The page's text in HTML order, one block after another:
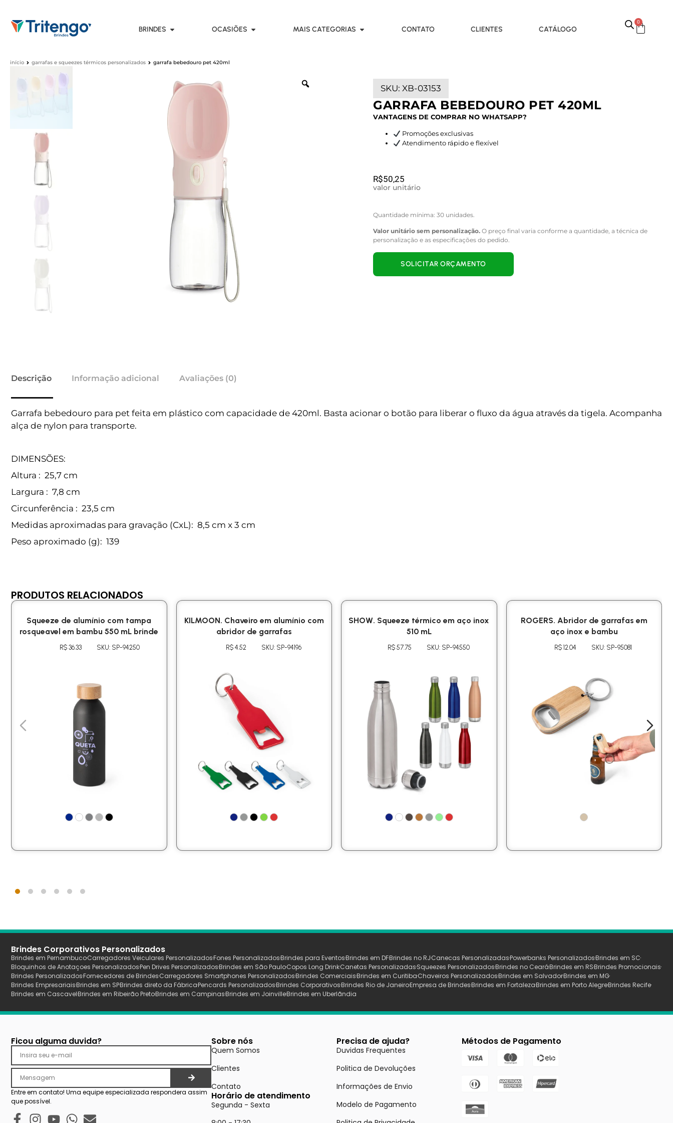
BRINDES OCASIÕES MAIS CATEGORIAS CONTATO CLIENTES CATÁLOGO
0
início garrafas e squeezes térmicos personalizados garrafa bebedouro pet 420ml
SKU: XB-03153
GARRAFA BEBEDOURO PET 420ML
VANTAGENS DE COMPRAR NO WHATSAPP?
Promoções exclusivas
Atendimento rápido e flexível
R$50,25
valor unitário
Quantidade mínima: 30 unidades.
Valor unitário sem personalização. O preço final varia conforme a quantidade, a técnica de
personalização e as especificações do pedido.
SOLICITAR ORÇAMENTO
Descrição Informação adicional Avaliações (0)
Garrafa bebedouro para pet feita em plástico com capacidade de 420ml. Basta acionar o botão para liberar o fluxo da água através da tigela. Acompanha
alça de nylon para transporte.
DIMENSÕES:
Altura : 25,7 cm
Largura : 7,8 cm
Circunferência : 23,5 cm
Medidas aproximadas para gravação (CxL): 8,5 cm x 3 cm
Peso aproximado (g): 139
PRODUTOS RELACIONADOS
Squeeze de alumínio com tampa
rosqueavel em bambu 550 mL brinde
R$ 36.33 SKU: SP-94250
KILMOON. Chaveiro em alumínio com
abridor de garrafas
R$ 4.52 SKU: SP-94196
SHOW. Squeeze térmico em aço inox
510 mL
R$ 57.75 SKU: SP-94550
ROGERS. Abridor de garrafas em
aço inox e bambu
R$ 12.04 SKU: SP-95081
Brindes Corporativos Personalizados
Brindes em PernambucoCarregadores Veiculares PersonalizadosFones PersonalizadosBrindes para EventosBrindes em DFBrindes no RJCanecas PersonalizadasPowerbanks PersonalizadosBrindes em SC
Bloquinhos de Anotaçoes PersonalizadosPen Drives PersonalizadosBrindes em São PauloCopos Long DrinkCanetas PersonalizadasSqueezes PersonalizadosBrindes no CearáBrindes em RSBrindes Promocionais
Brindes PersonalizadosFornecedores de BrindesCarregadores Smartphones PersonalizadosBrindes ComerciaisBrindes em CuritibaChaveiros PersonalizadosBrindes em SalvadorBrindes em MG
Brindes EmpresariaisBrindes em SPBrindes direto da FábricaPencards PersonalizadosBrindes CorporativosBrindes Rio de JaneiroEmpresa de BrindesBrindes em FortalezaBrindes em Porto AlegreBrindes Recife
Brindes em CascavelBrindes em Ribeirão PretoBrindes em CampinasBrindes em JoinvilleBrindes em Uberlãndia
Ficou alguma duvida?
Entre em contato! Uma equipe especializada respondera assim
que possível.
Sobre nós
Quem Somos
Clientes
Contato
Horário de atendimento
Segunda - Sexta
Precisa de ajuda?
Duvidas Frequentes
Politica de Devoluções
Informações de Envio
Modelo de Pagamento
Métodos de Pagamento